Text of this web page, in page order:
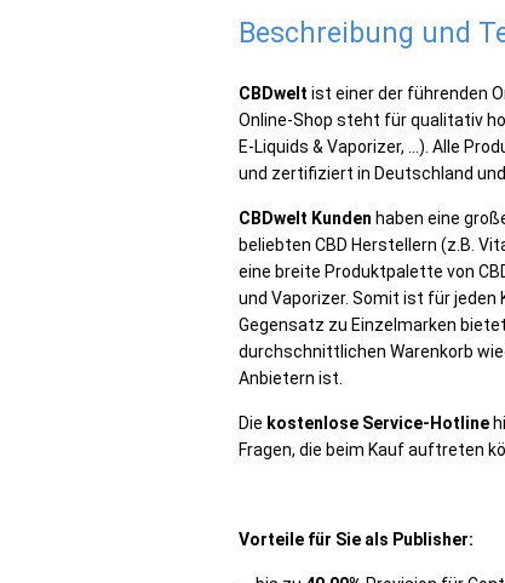
Beschreibung und
CBDwelt ist einer der führenden
Online-Shop steht für qualitativ
E-Liquids & Vaporizer,
). Alle
und zertifiziert in Deutschland und
CBDwelt Kunden haben eine
beliebten CBD Herstellern (z.B.
eine breite Produktpalette von
und Vaporizer. Somit ist für jeden
Gegensatz zu Einzelmarken bietet
durchschnittlichen Warenkorb
Anbietern ist.
Die kostenlose Service-Hotline
Fragen, die beim Kauf auftreten
Vorteile für Sie als Publisher: